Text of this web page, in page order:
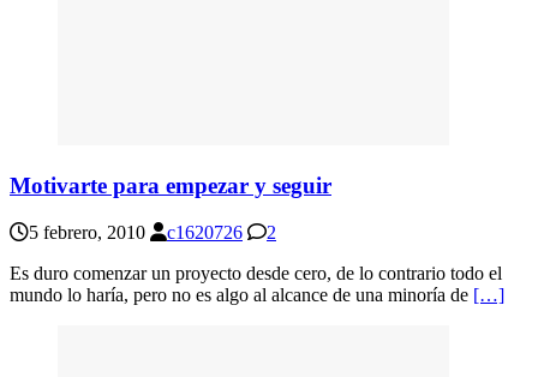
Motivarte para empezar y seguir
5 febrero, 2010 c1620726
2
Es duro comenzar un proyecto desde cero, de lo contrario todo el
mundo lo haría, pero no es algo al alcance de una minoría de […]